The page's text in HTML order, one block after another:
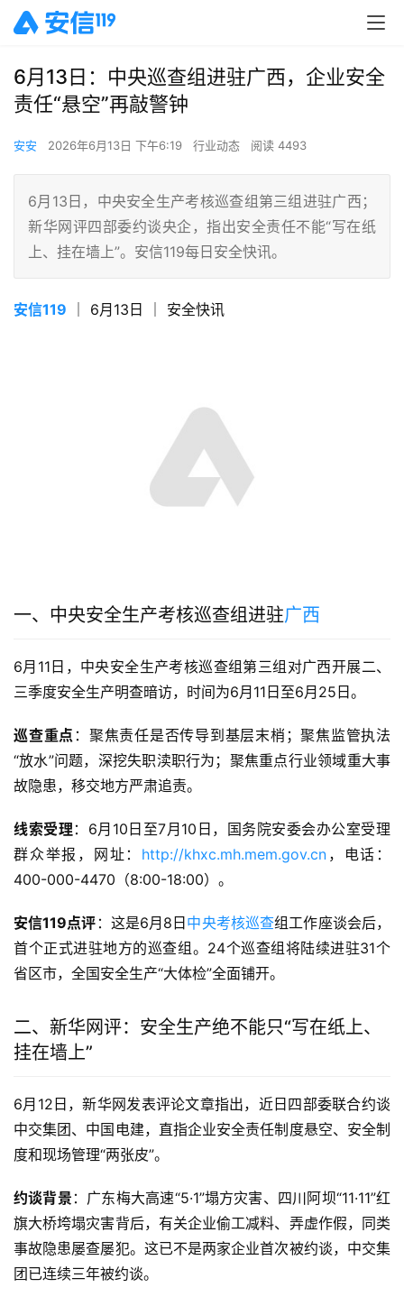
6月13日：中央巡查组进驻广西，企业安全
责任“悬空”再敲警钟
安安 2026年6月13日 下午6:19 行业动态 阅读 4493
6月13日，中央安全生产考核巡查组第三组进驻广西；
新华网评四部委约谈央企，指出安全责任不能“写在纸
上、挂在墙上”。安信119每日安全快讯。
安信119 ｜ 6月13日 ｜ 安全快讯
一、中央安全生产考核巡查组进驻广西
6月11日，中央安全生产考核巡查组第三组对广西开展二、
三季度安全生产明查暗访，时间为6月11日至6月25日。
巡查重点 ：聚焦责任是否传导到基层末梢；聚焦监管执法
“放水”问题，深挖失职渎职行为；聚焦重点行业领域重大事
故隐患，移交地方严肃追责。
线索受理 ：6月10日至7月10日，国务院安委会办公室受理
群众举报，网址： http://khxc.mh.mem.gov.cn ，电话：
400-000-4470（8:00-18:00） 。
安信119点评 ：这是6月8日中央考核巡查组工作座谈会后，
首个正式进驻地方的巡查组。24个巡查组将陆续进驻31个
省区市，全国安全生产“大体检”全面铺开。
二、新华网评：安全生产绝不能只“写在纸上、
挂在墙上”
6月12日，新华网发表评论文章指出，近日四部委联合约谈
中交集团、中国电建，直指企业安全责任制度悬空、安全制
度和现场管理“两张皮”。
约谈背景 ：广东梅大高速“5·1”塌方灾害、四川阿坝“11·11”红
旗大桥垮塌灾害背后，有关企业偷工减料、弄虚作假，同类
事故隐患屡查屡犯。这已不是两家企业首次被约谈，中交集
团已连续三年被约谈。